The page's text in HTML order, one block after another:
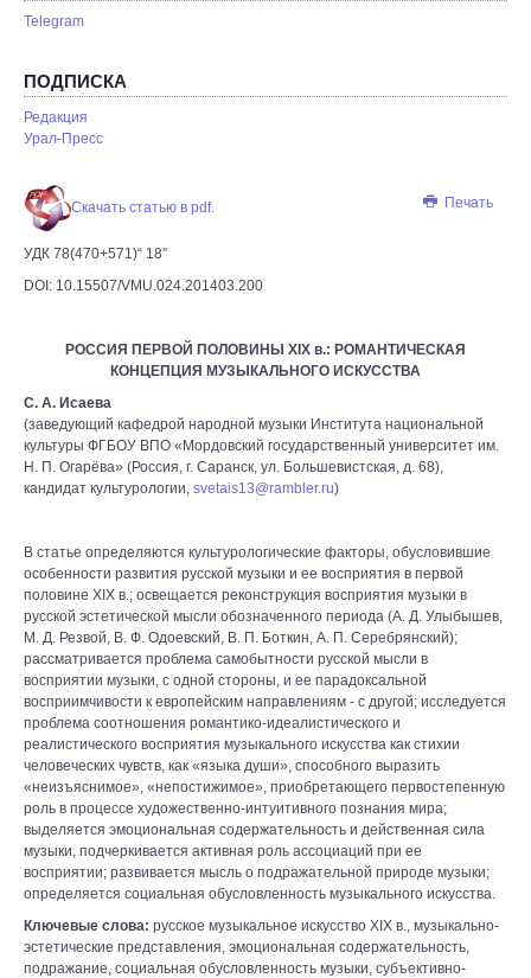
Telegram
ПОДПИСКА
Редакция
Урал-Пресс
Печать
Скачать статью в pdf.
УДК 78(470+571)“ 18”
DOI: 10.15507/VMU.024.201403.200
РОССИЯ ПЕРВОЙ ПОЛОВИНЫ XIX в.: РОМАНТИЧЕСКАЯ
КОНЦЕПЦИЯ МУЗЫКАЛЬНОГО ИСКУССТВА
С. А. Исаева
(заведующий кафедрой народной музыки Института национальной
культуры ФГБОУ ВПО «Мордовский государственный университет им.
Н. П. Огарёва» (Россия, г. Саранск, ул. Большевистская, д. 68),
кандидат культурологии, svetais13@rambler.ru)
В статье определяются культурологические факторы, обусловившие
особенности развития русской музыки и ее восприятия в первой
половине XIX в.; освещается реконструкция восприятия музыки в
русской эстетической мысли обозначенного периода (А. Д. Улыбышев,
М. Д. Резвой, В. Ф. Одоевский, В. П. Боткин, А. П. Серебрянский);
рассматривается проблема самобытности русской мысли в
восприятии музыки, с одной стороны, и ее парадоксальной
восприимчивости к европейским направлениям - с другой; исследуется
проблема соотношения романтико-идеалистического и
реалистического восприятия музыкального искусства как стихии
человеческих чувств, как «языка души», способного выразить
«неизъяснимое», «непостижимое», приобретающего первостепенную
роль в процессе художественно-интуитивного познания мира;
выделяется эмоциональная содержательность и действенная сила
музыки, подчеркивается активная роль ассоциаций при ее
восприятии; развивается мысль о подражательной природе музыки;
определяется социальная обусловленность музыкального искусства.
Ключевые слова: русское музыкальное искусство XIX в., музыкально-
эстетические представления, эмоциональная содержательность,
подражание, социальная обусловленность музыки, субъективно-